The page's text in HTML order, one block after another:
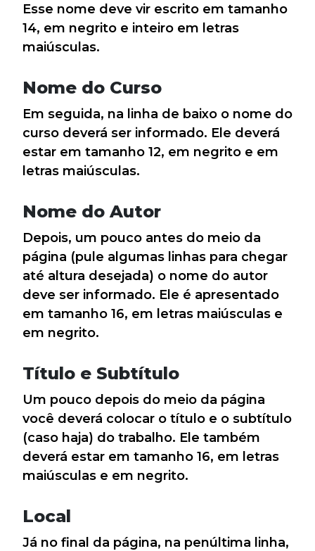
Esse nome deve vir escrito em tamanho
14, em negrito e inteiro em letras
maiúsculas.
Nome do Curso
Em seguida, na linha de baixo o nome do
curso deverá ser informado. Ele deverá
estar em tamanho 12, em negrito e em
letras maiúsculas.
Nome do Autor
Depois, um pouco antes do meio da
página (pule algumas linhas para chegar
até altura desejada) o nome do autor
deve ser informado. Ele é apresentado
em tamanho 16, em letras maiúsculas e
em negrito.
Título e Subtítulo
Um pouco depois do meio da página
você deverá colocar o título e o subtítulo
(caso haja) do trabalho. Ele também
deverá estar em tamanho 16, em letras
maiúsculas e em negrito.
Local
Já no final da página, na penúltima linha,